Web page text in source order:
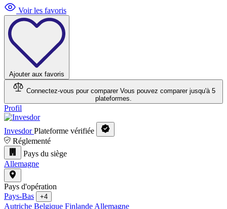
Voir les favoris
Ajouter aux favoris
Connectez-vous pour comparer Vous pouvez comparer jusqu'à 5
plateformes.
Profil
Invesdor Plateforme vérifiée
Réglementé
Pays du siège
Allemagne
Pays d'opération
Pays-Bas
+4
Autriche Belgique FinlandeAllemagne